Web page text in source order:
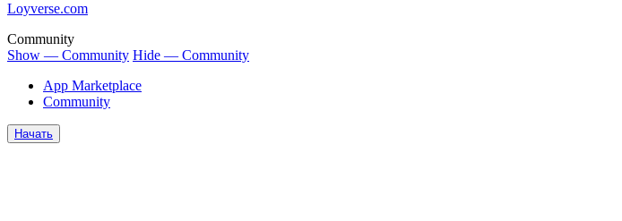
Loyverse.com
Community
Show — Community Hide — Community
App Marketplace
Community
Начать